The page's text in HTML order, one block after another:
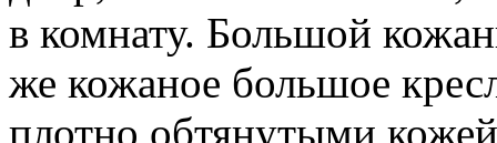
в комнату. Большой
же кожаное большое
плотно обтянутыми